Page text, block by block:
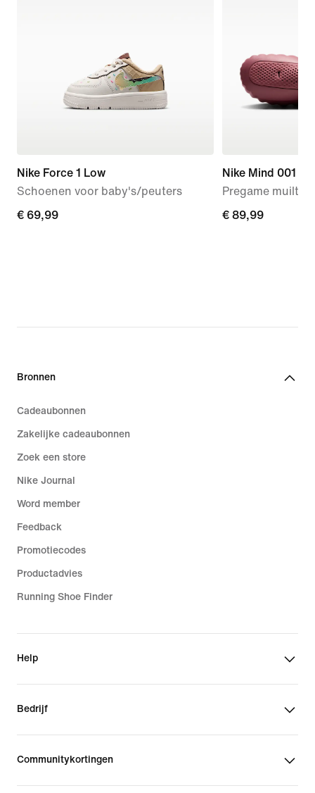
Nike Force 1 Low
Schoenen voor baby's/peuters
€ 69,99
€ 69,99
Nike Mind 001
Pregame
€ 89,99
€ 89,99
Bronnen
Cadeaubonnen
Zakelijke cadeaubonnen
Zoek een store
Nike Journal
Word member
Feedback
Promotiecodes
Productadvies
Running Shoe Finder
Help
Bedrijf
Communitykortingen